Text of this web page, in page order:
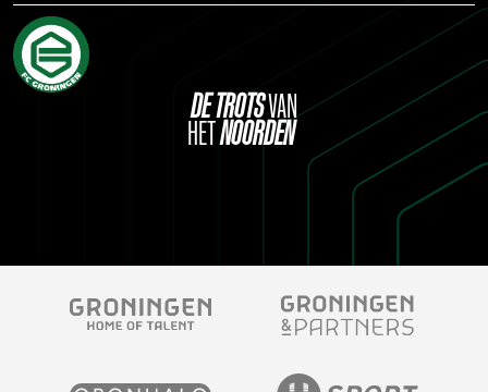
DETROTSVAN
HETNOORDEN